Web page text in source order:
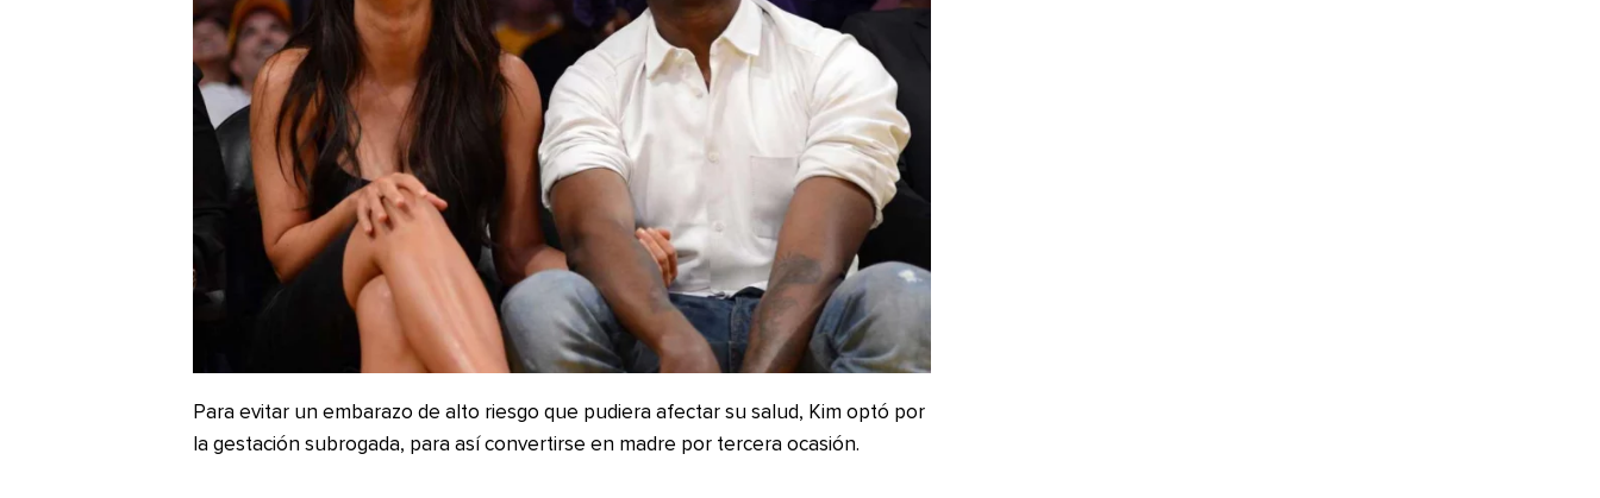
Para evitar un embarazo de alto riesgo que pudiera afectar su salud, Kim optó por
la gestación subrogada, para así convertirse en madre por tercera ocasión.